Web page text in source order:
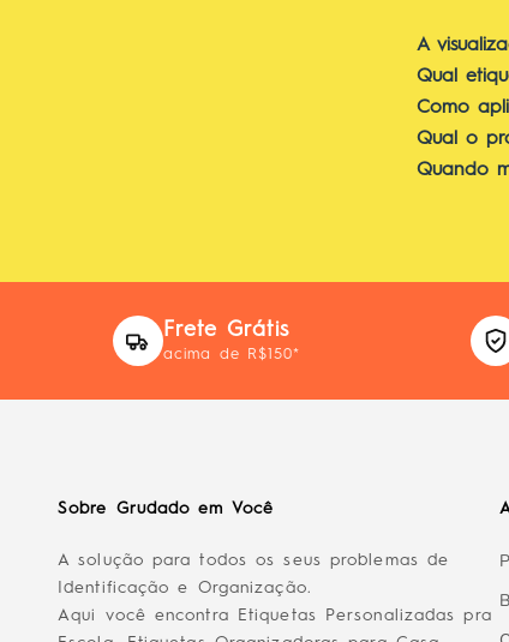
A
Qual
Como
Qual o
Quando
Frete Grátis
acima de R$150*
Sobre Grudado em Você
A solução para todos os seus problemas de
Identificação e Organização.
Aqui você encontra Etiquetas Personalizadas pra